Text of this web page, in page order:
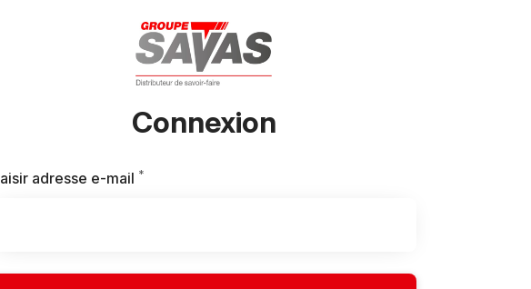
Connexion
adresse e-mail *